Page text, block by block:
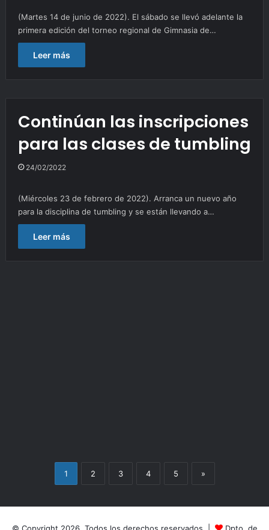
(Martes 14 de junio de 2022). El sábado se llevó adelante la
primera edición del torneo regional de Gimnasia de…
Leer más
Continúan las inscripciones
para las clases de tumbling
24/02/2022
(Miércoles 23 de febrero de 2022). Arranca un nuevo año
para la disciplina de tumbling y se están llevando a…
Leer más
1 2 3 4 5 »
© Copyright 2026, Todos los derechos reservados | Dpto. de